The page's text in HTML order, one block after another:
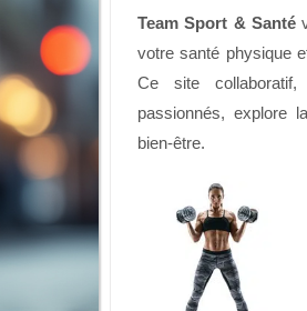
Team Sport & Santé
votre santé physique
Ce site
passionnés, explore
bien-être.